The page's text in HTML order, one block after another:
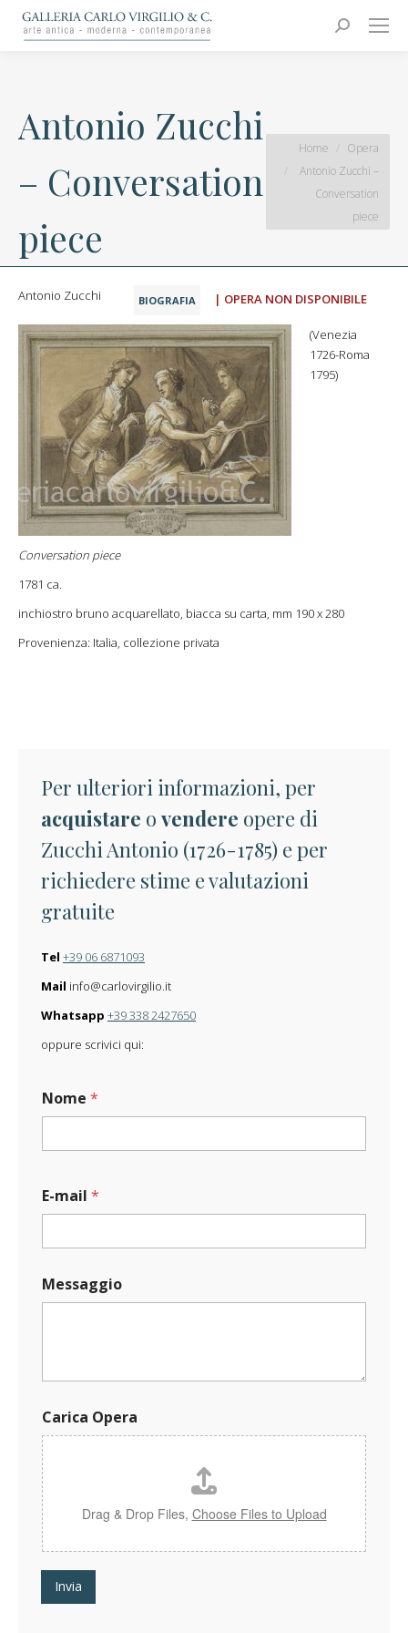
Search:
Carlo Virgilio & C.
Arte moderna e contemporanea
Antonio Zucchi
– Conversation
piece
You are here:
Home
Opera
Antonio Zucchi –
Conversation
piece
BIOGRAFIA | OPERA NON DISPONIBILE
Antonio Zucchi
(Venezia
1726-Roma
1795)
Conversation piece
1781 ca.
inchiostro bruno acquarellato, biacca su carta, mm 190 x 280
Provenienza: Italia, collezione privata
Per ulteriori informazioni, per
acquistare o vendere opere di
Zucchi Antonio (1726-1785) e per
richiedere stime e valutazioni
gratuite
Tel +39 06 6871093
Mail info@carlovirgilio.it
Whatsapp +39 338 2427650
oppure scrivici qui:
Nome *
E-mail *
M
e
i
o
N
o
m
e
Messaggio
Carica Opera
Drag & Drop Files, Choose Files to Upload
Invia